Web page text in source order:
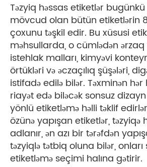
Təzyiq həssas etiketlər
mövcud olan bütün etiketlərin
çoxunu təşkil edir. Bu xüsusi
məhsullarda, o cümlədən ərzaq
istehlak malları, kimyəvi
örtükləri və əczaçılıq şüşələri,
istifadə edilə bilər. Təxminən hər
riayət edə biləcək sonsuz
yönlü etiketləmə həlli təklif
özünə yapışan etiketlər, təzyiqə
adlanır, ən azı bir tərəfdən
təzyiqlə tətbiq oluna bilər,
etiketləmə seçimi halına gətirir.